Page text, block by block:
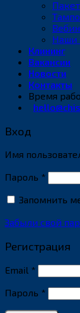
Наши
Клининг
Вакансии
Новости
Контакты
Время
Вход
Имя
Пароль *
Запомнить
Забыли свой
Регистрация
Email *
Пароль *